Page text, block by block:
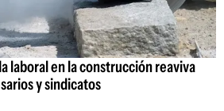
laboral en la construcción reaviva
y sindicatos